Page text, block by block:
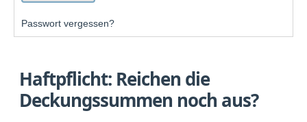
Passwort vergessen?
Haftpflicht: Reichen die
Deckungssummen noch aus?